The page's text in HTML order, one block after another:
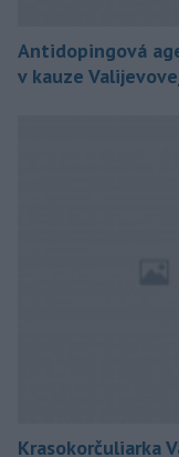
Antidopingová
v kauze
Krasokorčuliarka